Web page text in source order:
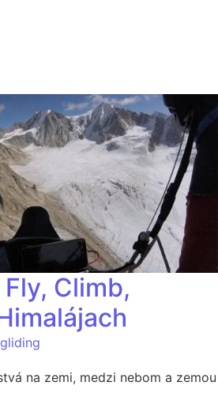
Climb,
na zemi, medzi nebom a zemou